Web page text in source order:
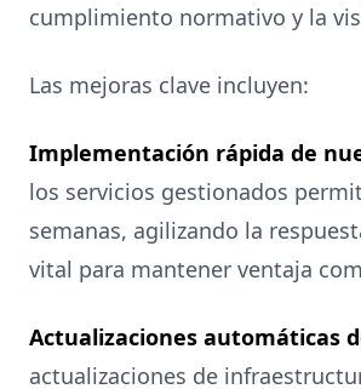
cumplimiento normativo y la
Las mejoras clave incluyen:
Implementación rápida de
los servicios gestionados
semanas, agilizando la
vital para mantener ventaja
Actualizaciones automáticas
actualizaciones de